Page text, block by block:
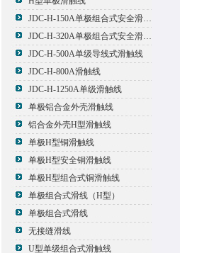
JDC-H-150A单极组合式安全滑触线
JDC-H-320A单极组合式安全滑触线
JDC-H-500A单级导线式滑触线
JDC-H-800A滑触线
JDC-H-1250A单级滑触线
单极铝合金外壳滑触线
铝合金外壳H型滑触线
单极H型铜滑触线
单极H型安全铜滑触线
单极H型组合式铜滑触线
单极组合式滑线（H型）
单极组合式滑线
无接缝滑线
U型单级组合式滑触线